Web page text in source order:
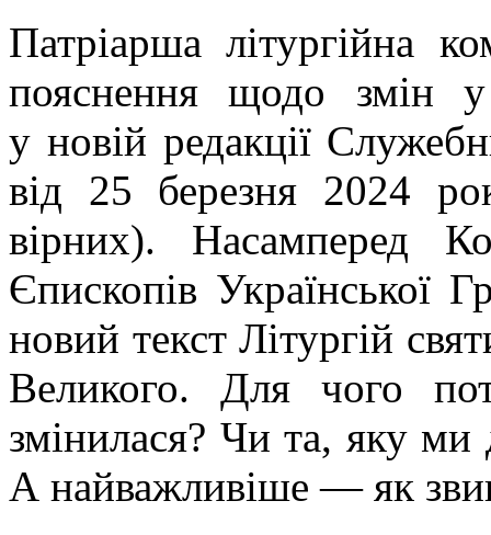
Патріарша літургійна
пояснення щодо змін у
у новій редакції
від 25 березня 2024
вірних). Насамперед
Єпископів Української
новий текст Літургій
Великого. Для чого
змінилася? Чи та, яку
А найважливіше — як